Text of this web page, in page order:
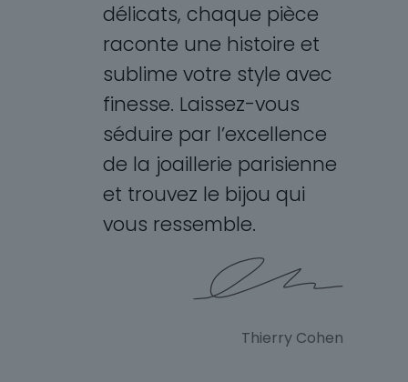
délicats, chaque pièce
raconte une histoire et
sublime votre style avec
finesse. Laissez-vous
séduire par l’excellence
de la joaillerie parisienne
et trouvez le bijou qui
vous ressemble.
Thierry Cohen